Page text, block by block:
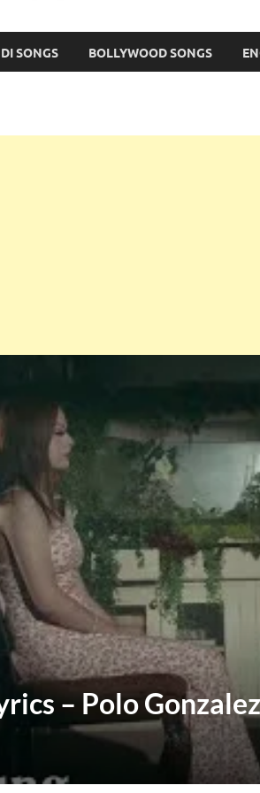
SONGS BOLLYWOOD SONGS
– Polo Gonzalez